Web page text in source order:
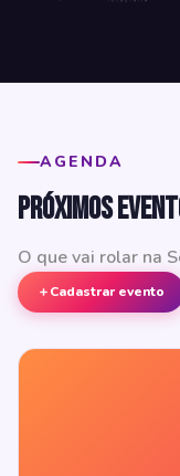
AGENDA
Próximos
O que vai rolar na
Cadastrar evento